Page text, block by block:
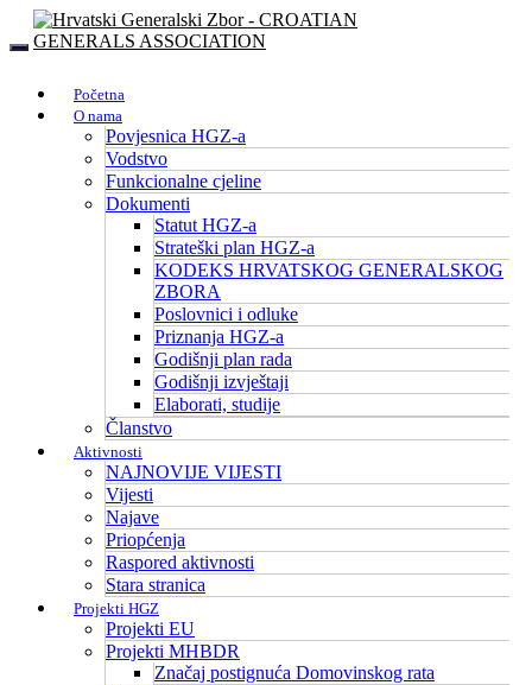
Početna
O nama
Povjesnica HGZ-a
Vodstvo
Funkcionalne cjeline
Dokumenti
Statut HGZ-a
Strateški plan HGZ-a
KODEKS HRVATSKOG GENERALSKOG
ZBORA
Poslovnici i odluke
Priznanja HGZ-a
Godišnji plan rada
Godišnji izvještaji
Elaborati, studije
Članstvo
Aktivnosti
NAJNOVIJE VIJESTI
Vijesti
Najave
Priopćenja
Raspored aktivnosti
Stara stranica
Projekti HGZ
Projekti EU
Projekti MHBDR
Značaj postignuća Domovinskog rata